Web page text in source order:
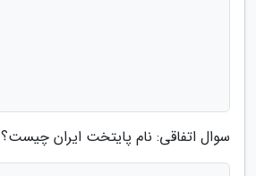
سوال اتفاقی: نام پایتخت ایران چیست؟